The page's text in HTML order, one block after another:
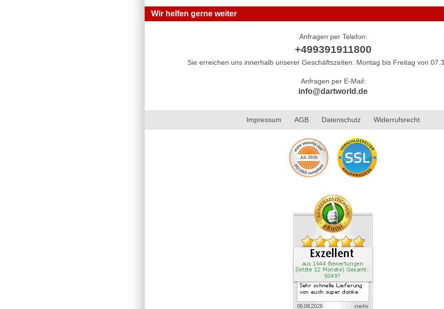
Wir helfen gerne weiter
Anfragen per Telefon:
+499391911800
Sie erreichen uns innerhalb unserer Geschäftszeiten: Montag bis Freitag von
Anfragen per E-Mail:
info@dartworld.de
Impressum AGB Datenschutz Widerrufsrecht